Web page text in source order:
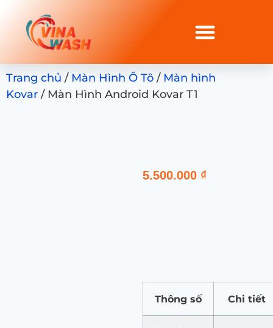
Trang chủ / Màn Hình Ô Tô / Màn hình
Kovar / Màn Hình Android Kovar T1
5.500.000 ₫
Thông số Chi tiết